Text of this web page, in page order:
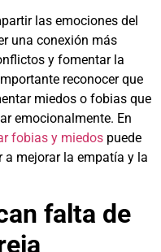
las emociones del
una conexión más
y fomentar la
reconocer que
miedos o fobias que
emocionalmente. En
fobias y miedos puede
a mejorar la empatía y la
falta de